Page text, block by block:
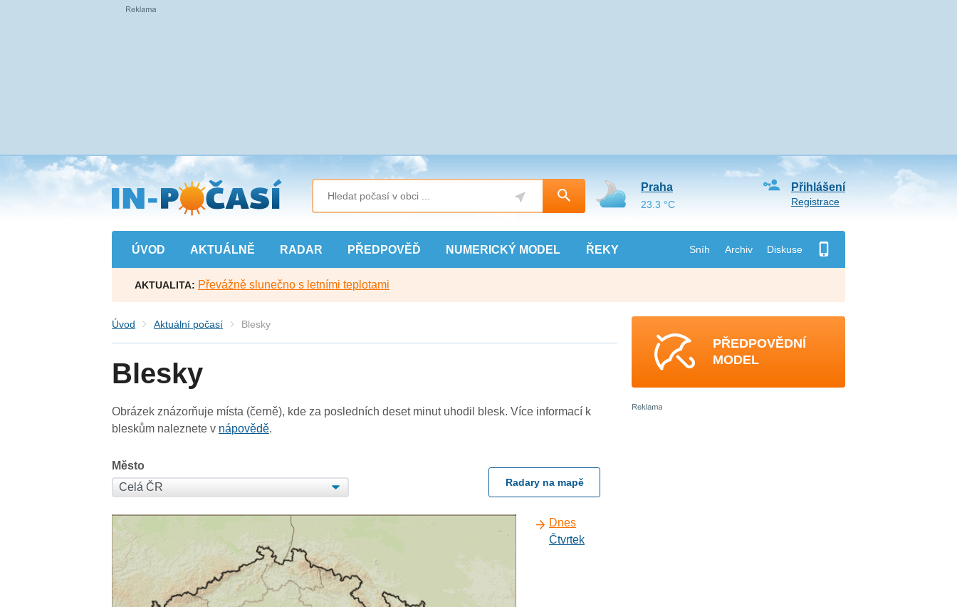
Přejít
na
hlavní
obsah
ÚVOD AKTUÁLNĚ RADAR PŘEDPOVĚĎ NUMERICKÝ MODEL ŘEKY Sníh Archiv Diskuse
Přihlášení
Registrace
Praha
23.3 °C
AKTUALITA: Převážně slunečno s letními teplotami
Úvod Aktuální počasí Blesky
Blesky
Obrázek znázorňuje místa (černě), kde za posledních deset minut uhodil blesk. Více informací k
bleskům naleznete v nápovědě.
Město
Radary na mapě
Dnes
Čtvrtek
PŘEDPOVĚDNÍ
MODEL